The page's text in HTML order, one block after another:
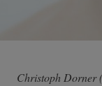
Christoph Dorner